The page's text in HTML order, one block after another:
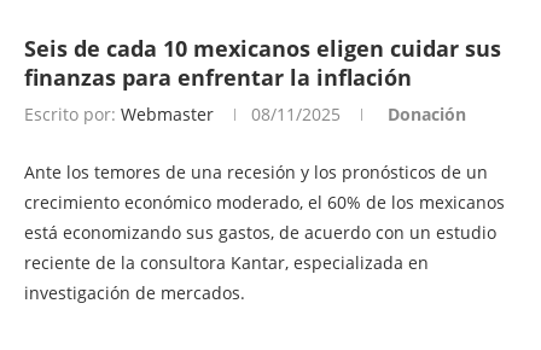
Seis de cada 10 mexicanos eligen cuidar sus
finanzas para enfrentar la inflación
Escrito por: Webmaster 08/11/2025 Donación
Ante los temores de una recesión y los pronósticos de un
crecimiento económico moderado, el 60% de los mexicanos
está economizando sus gastos, de acuerdo con un estudio
reciente de la consultora Kantar, especializada en
investigación de mercados.